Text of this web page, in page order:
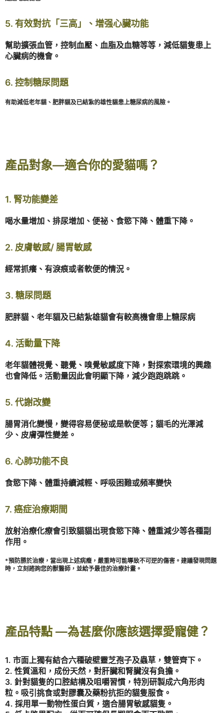
5. 有效對抗「三高」、增强心臟功能
幫助擴張血管，控制血壓、血脂及血糖等等，減低貓隻患上
心臟病的機會。
6. 控制糖尿問題
有助減低老年貓、肥胖貓及已結紮的雄性貓患上糖尿病的風險。
產品對象—適合你的愛貓嗎？
1. 腎功能變差
喝水量增加、排尿增加、便祕、食慾下降、體重下降。
2. 皮膚敏感/ 腸胃敏感
經常抓癢、有淚痕或者軟便的情況。
3. 糖尿問題
肥胖貓、老年貓及已結紮雄貓會有較高機會患上糖尿病
4. 活動量下降
老年貓體視覺、聽覺、嗅覺敏感度下降，對探索環境的興趣
也會降低。活動量因此會明顯下降，減少跑跑跳跳。
5. 代謝改變
腸胃消化變慢，變得容易便秘或是軟便等；貓毛的光澤減
少、皮膚彈性變差。
6. 心肺功能不良
食慾下降、體重持續減輕、呼吸困難或頻率變快
7. 癌症治療期間
放射治療化療會引致貓貓出現食慾下降、體重減少等各種副
作用。
*預防勝於治療，當出現上述病癥，嚴重時可能導致不可逆的傷害。建議發現問題
時，立刻諮詢您的獸醫師，並給予最佳的治療計畫。
產品特點 —為甚麼你應該選擇愛寵健？
1. 市面上獨有結合六種破壁靈芝孢子及蟲草，雙管齊下。
2. 性質溫和，成份天然，對肝臟和腎臟沒有負擔。
3. 針對貓隻的口腔結構及咀嚼習慣，特別研製成六角形肉
粒。吸引挑食或對膠囊及藥粉抗拒的貓隻服食。
4. 採用單一動物性蛋白質，適合腸胃敏感貓隻。